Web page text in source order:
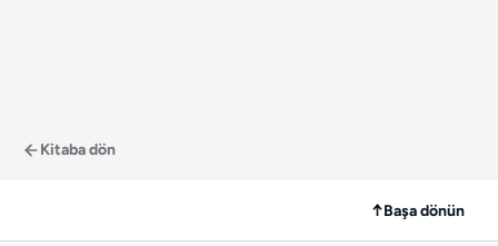
Kitaba dön
↑Başa dönün